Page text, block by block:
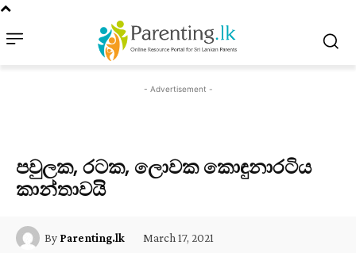
- Advertisement -
පවුලක, රටක, ලොවක කොඳුනාරටිය
කාන්තාවයි
By Parenting.lk March 17, 2021